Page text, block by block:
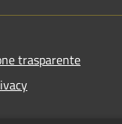
trasparente